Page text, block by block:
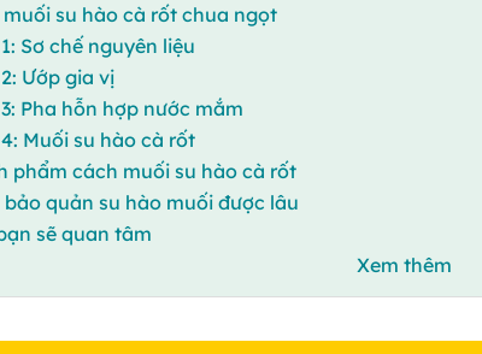
muối su hào cà rốt chua ngọt
Sơ chế nguyên liệu
Ướp gia vị
Pha hỗn hợp nước mắm
Muối su hào cà rốt
phẩm cách muối su hào cà rốt
bảo quản su hào muối được lâu
sẽ quan tâm
Xem thêm